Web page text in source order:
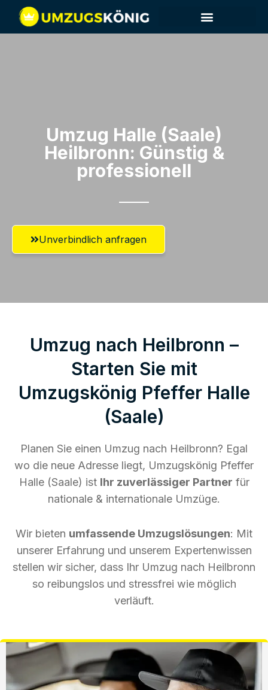
Umzug Halle (Saale)​
Heilbronn: Günstig &
professionell​
Unverbindlich anfragen
Umzug nach Heilbronn –
Starten Sie mit
Umzugskönig Pfeffer Halle
(Saale)
Planen Sie einen Umzug nach Heilbronn? Egal
wo die neue Adresse liegt, Umzugskönig Pfeffer
Halle (Saale) ist Ihr zuverlässiger Partner für
nationale & internationale Umzüge.
Wir bieten umfassende Umzugslösungen: Mit
unserer Erfahrung und unserem Expertenwissen
stellen wir sicher, dass Ihr Umzug nach Heilbronn
so reibungslos und stressfrei wie möglich
verläuft.